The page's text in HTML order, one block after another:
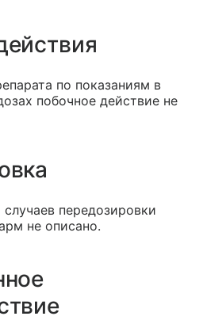
по показаниям в
побочное действие не
передозировки
не описано.